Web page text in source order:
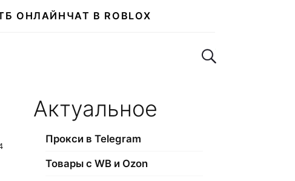
ОНЛАЙН ЧАТ В ROBLOX
Поиск по сайту
Актуальное
Прокси в Telegram
Товары с WB и Ozon